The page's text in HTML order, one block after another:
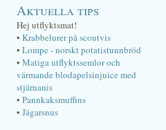
Aktuella tips
Hej utflyktsmat!
• Krabbelurer på scoutvis
• Lompe - norskt potatistunnbröd
• Matiga utflyktssemlor och
värmande blodapelsinjuice med
stjärnanis
• Pannkaksmuffins
• Jägarsnus